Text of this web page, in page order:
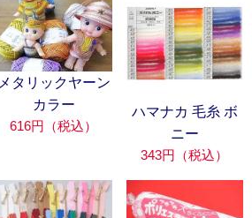
メタリックヤーン
カラー
616円（税込）
ハマナカ 毛糸 ボ
ニー
343円（税込）